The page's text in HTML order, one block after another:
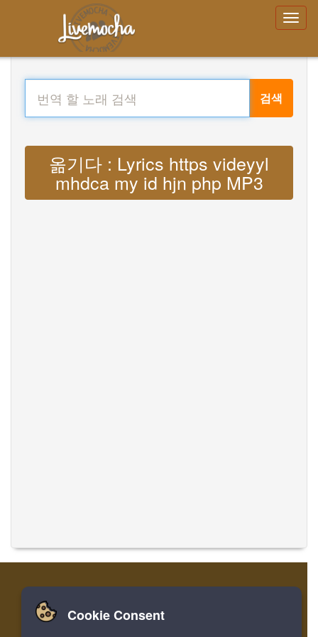
검색
옮기다 : Lyrics https videyyl
mhdca my id hjn php MP3
집 로그인 레지스터
Cookie Consent